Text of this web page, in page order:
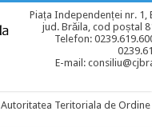
Piața Independenței nr. 1,
jud. Brăila, cod poștal
Telefon:
E-mail:
Autoritatea Teritoriala de Ordine